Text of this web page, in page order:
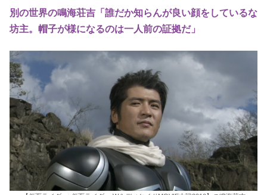
別の世界の鳴海荘吉「誰だか知らんが良い顔をしているな
坊主。帽子が様になるのは一人前の証拠だ」